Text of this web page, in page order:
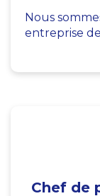
Nous
entreprise
Chef de